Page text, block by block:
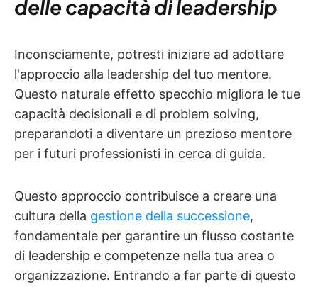
delle capacità di leadership
Inconsciamente, potresti iniziare ad adottare
l'approccio alla leadership del tuo mentore.
Questo naturale effetto specchio migliora le tue
capacità decisionali e di problem solving,
preparandoti a diventare un prezioso mentore
per i futuri professionisti in cerca di guida.
Questo approccio contribuisce a creare una
cultura della gestione della successione,
fondamentale per garantire un flusso costante
di leadership e competenze nella tua area o
organizzazione. Entrando a far parte di questo